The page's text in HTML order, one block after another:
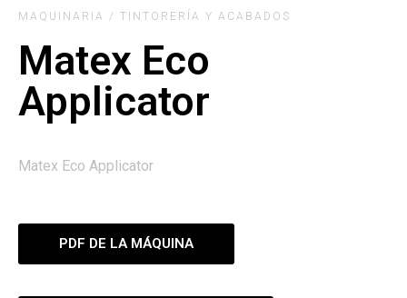
MAQUINARIA / TINTORERÍA Y ACABADOS
Matex Eco
Applicator
Matex Eco Applicator
PDF DE LA MÁQUINA